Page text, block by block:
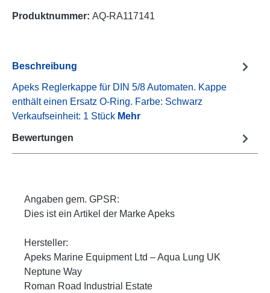
Produktnummer: AQ-RA117141
Beschreibung
Apeks Reglerkappe für DIN 5/8 Automaten. Kappe
enthält einen Ersatz O-Ring. Farbe: Schwarz
Verkaufseinheit: 1 Stück Mehr
Bewertungen
Angaben gem. GPSR:
Dies ist ein Artikel der Marke Apeks
Hersteller:
Apeks Marine Equipment Ltd – Aqua Lung UK
Neptune Way
Roman Road Industrial Estate